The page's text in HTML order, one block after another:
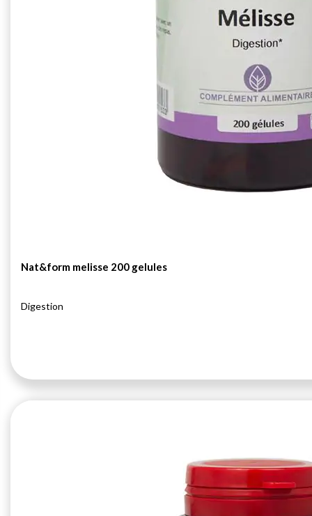
Nat&form melisse 200 gelules
Digestion